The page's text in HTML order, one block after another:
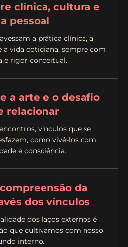
clínica, cultura e
pessoal
a prática clínica, a
a vida cotidiana, sempre com
e rigor conceitual.
a arte e o desafio
relacionar
vínculos que se
como vivê-los com
e consciência.
da
dos vínculos
dos laços externos é
que cultivamos com nosso
interno.